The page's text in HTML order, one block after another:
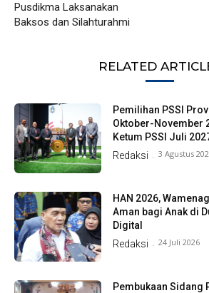
Pusdikma Laksanakan
Baksos dan Silahturahmi
RELATED
Pemilihan PSSI
Oktober-November
Ketum PSSI Juli
Redaksi - 3 Agustus
HAN 2026,
Aman bagi Anak di
Digital
Redaksi - 24 Juli 2026
Pembukaan Sidang